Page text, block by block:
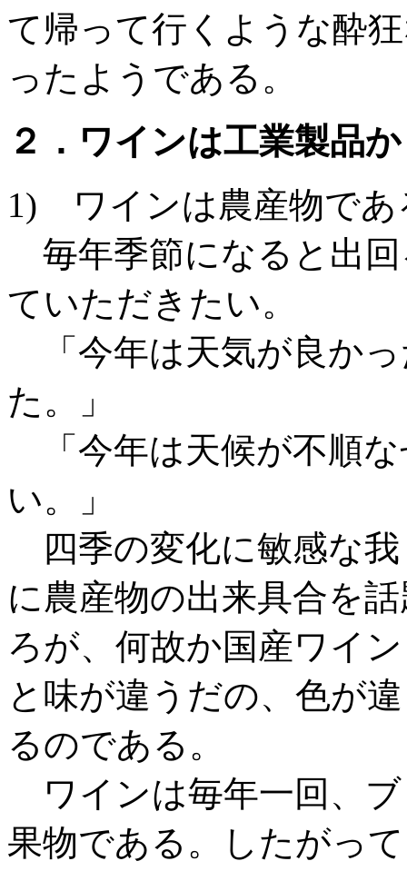
て帰って行くような酔
ったようである。
２．ワインは工業製品
1) ワインは農産物であ
毎年季節になると出
ていただきたい。
「今年は天気が良か
た。」
「今年は天候が不順
い。」
四季の変化に敏感な
に農産物の出来具合を
ろが、何故か国産ワイ
と味が違うだの、色が
るのである。
ワインは毎年一回、
果物である。したがっ